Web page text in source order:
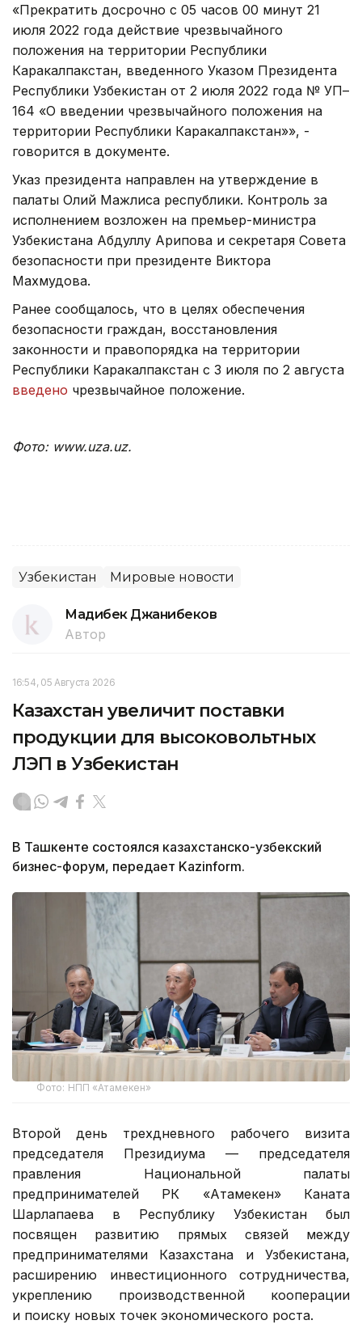
«Прекратить досрочно с 05 часов 00 минут 21
июля 2022 года действие чрезвычайного
положения на территории Республики
Каракалпакстан, введенного Указом Президента
Республики Узбекистан от 2 июля 2022 года № УП–
164 «О введении чрезвычайного положения на
территории Республики Каракалпакстан»», -
говорится в документе.
Указ президента направлен на утверждение в
палаты Олий Мажлиса республики. Контроль за
исполнением возложен на премьер-министра
Узбекистана Абдуллу Арипова и секретаря Совета
безопасности при президенте Виктора
Махмудова.
Ранее сообщалось, что в целях обеспечения
безопасности граждан, восстановления
законности и правопорядка на территории
Республики Каракалпакстан с 3 июля по 2 августа
введено чрезвычайное положение.
Фото: www.uza.uz.
Узбекистан Мировые новости
Мадибек Джанибеков
Автор
16:54, 05 Августа 2026
Казахстан увеличит поставки
продукции для высоковольтных
ЛЭП в Узбекистан
В Ташкенте состоялся казахстанско-узбекский
бизнес-форум, передает Kazinform.
Фото: НПП «Атамекен»
Второй день трехдневного рабочего визита
председателя Президиума — председателя
правления Национальной палаты
предпринимателей РК «Атамекен» Каната
Шарлапаева в Республику Узбекистан был
посвящен развитию прямых связей между
предпринимателями Казахстана и Узбекистана,
расширению инвестиционного сотрудничества,
укреплению производственной кооперации
и поиску новых точек экономического роста.